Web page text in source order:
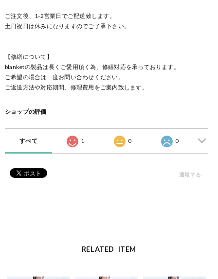
ご注文後、1-2営業日でご配送致します。
土日祝日は休みになりますのでご了承下さい。
【修繕について】
blanketの製品は長くご愛用頂く為、修繕対応を承っております。
ご希望の場合は一度お問い合わせください。
ご返送方法や対応期間、修理費用をご案内致します。
ショップの評価
すべて 1 0 0
通報する
RELATED ITEM